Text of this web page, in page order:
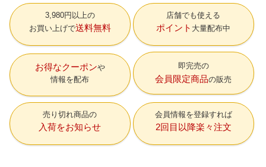
3,980円以上の
お買い上げで送料無料
店舗でも使える
ポイント 大量配布中
お得なクーポン
情報を配布
即完売の
会員限定商品の販売
売り切れ商品の
入荷をお知らせ
会員情報を登録すれば
2回目以降楽々注文